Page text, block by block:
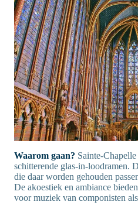
Waarom gaan? Sainte-
schitterende glas-in-loodramen.
die daar worden gehouden
De akoestiek en ambiance
voor muziek van componisten